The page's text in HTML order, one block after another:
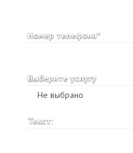
Номер телефона*
Выберите услугу
Текст: